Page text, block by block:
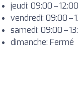
jeudi: 09:00 –
vendredi: 09:00 –
samedi: 09:00 –
dimanche: Fermé